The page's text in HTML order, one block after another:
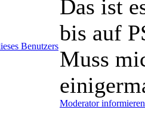
Das ist
bis auf
Muss
Moderator informieren